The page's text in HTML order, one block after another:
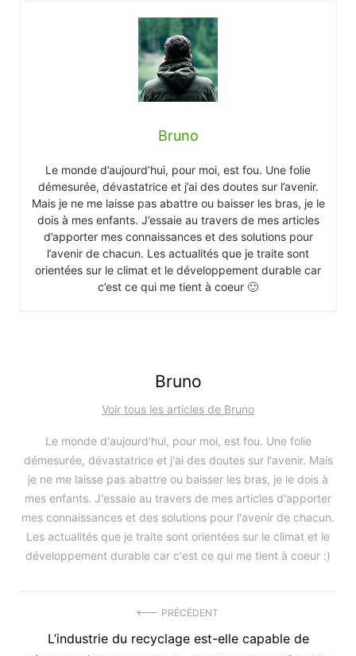
Bruno
Le monde d’aujourd’hui, pour moi, est fou. Une folie
démesurée, dévastatrice et j’ai des doutes sur l’avenir.
Mais je ne me laisse pas abattre ou baisser les bras, je le
dois à mes enfants. J’essaie au travers de mes articles
d’apporter mes connaissances et des solutions pour
l’avenir de chacun. Les actualités que je traite sont
orientées sur le climat et le développement durable car
c’est ce qui me tient à coeur 🙂
Bruno
Voir tous les articles de Bruno
Le monde d'aujourd'hui, pour moi, est fou. Une folie
démesurée, dévastatrice et j'ai des doutes sur l'avenir. Mais
je ne me laisse pas abattre ou baisser les bras, je le dois à
mes enfants. J'essaie au travers de mes articles d'apporter
mes connaissances et des solutions pour l'avenir de chacun.
Les actualités que je traite sont orientées sur le climat et le
développement durable car c'est ce qui me tient à coeur :)
PRÉCÉDENT
Précédent
L’industrie du recyclage est-elle capable de